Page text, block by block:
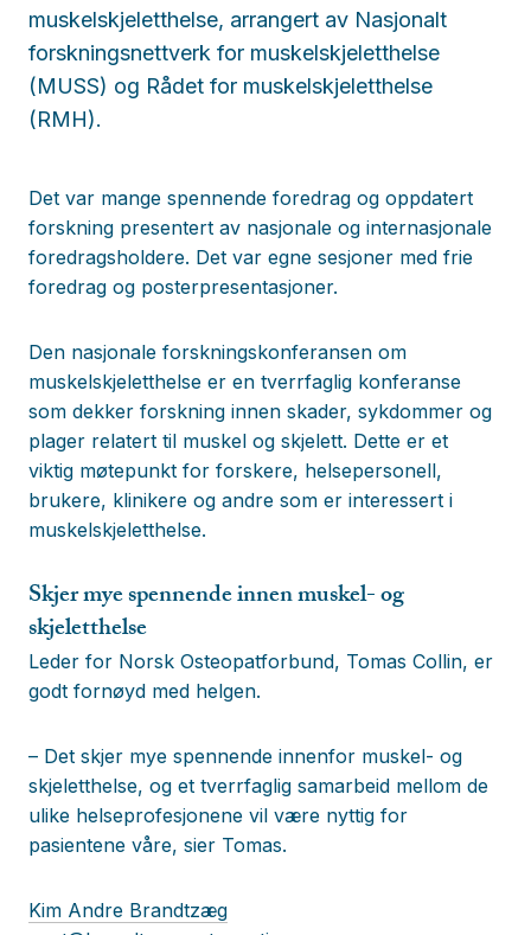
muskelskjeletthelse, arrangert av Nasjonalt
forskningsnettverk for muskelskjeletthelse
(MUSS) og Rådet for muskelskjeletthelse
(RMH).
Det var mange spennende foredrag og oppdatert
forskning presentert av nasjonale og internasjonale
foredragsholdere. Det var egne sesjoner med frie
foredrag og posterpresentasjoner.
Den nasjonale forskningskonferansen om
muskelskjeletthelse er en tverrfaglig konferanse
som dekker forskning innen skader, sykdommer og
plager relatert til muskel og skjelett. Dette er et
viktig møtepunkt for forskere, helsepersonell,
brukere, klinikere og andre som er interessert i
muskelskjeletthelse.
Skjer mye spennende innen muskel- og
skjeletthelse
Leder for Norsk Osteopatforbund, Tomas Collin, er
godt fornøyd med helgen.
– Det skjer mye spennende innenfor muskel- og
skjeletthelse, og et tverrfaglig samarbeid mellom de
ulike helseprofesjonene vil være nyttig for
pasientene våre, sier Tomas.
Kim Andre Brandtzæg